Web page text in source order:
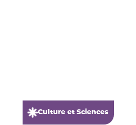
Culture et Sciences